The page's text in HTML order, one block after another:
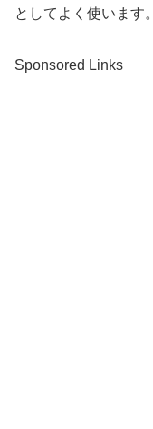
としてよく使います。
Sponsored Links